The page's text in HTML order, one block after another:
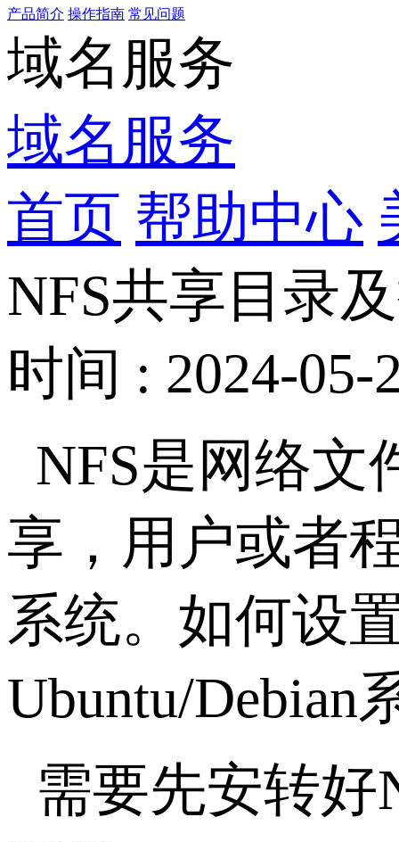
产品简介 操作指南 常见问题
域名服务
域名服务
首页 帮助中心
NFS共享目录
时间 : 2024-05-
NFS是网络文
享，用户或者
系统。如何设
Ubuntu/Debian
需要先安转好